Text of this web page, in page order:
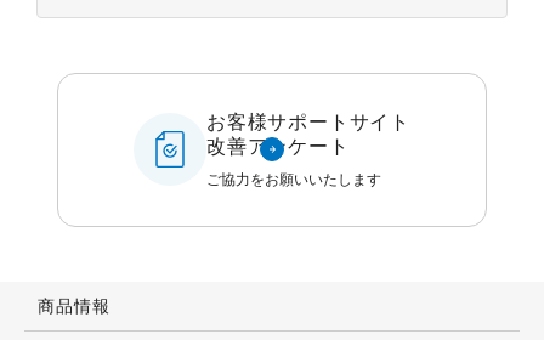
お客様サポートサイト
改善アンケート
ご協力をお願いいたします
商品情報